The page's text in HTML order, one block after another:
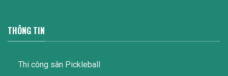
THÔNG TIN
Thi công sân Pickleball